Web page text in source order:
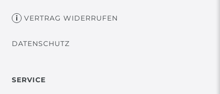
VERTRAG WIDERRUFEN
DATENSCHUTZ
SERVICE